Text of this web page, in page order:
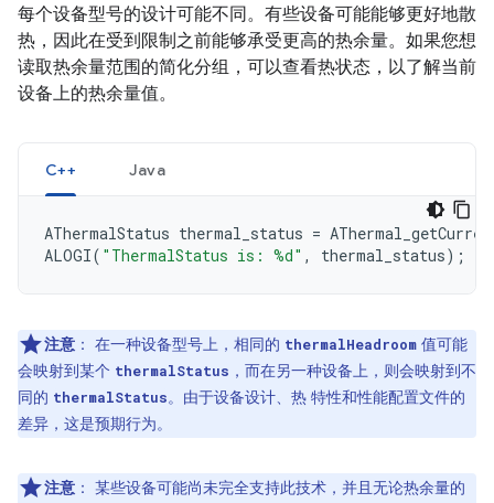
每个设备型号的设计可能不同。有些设备可能能够更好地散
热，因此在受到限制之前能够承受更高的热余量。如果您想
读取热余量范围的简化分组，可以查看热状态，以了解当前
设备上的热余量值。
C++ Java
AThermalStatus thermal_status =
ALOGI( "ThermalStatus is: %d" , thermal_status);
注意 ： 在一种设备型号上，相同的 thermalHeadroom 值可能
会映射到某个 thermalStatus ，而在另一种设备上，则会映射到不
同的 thermalStatus。由于设备设计、热 特性和性能配置文件的
差异，这是预期行为。
注意 ： 某些设备可能尚未完全支持此技术，并且无论热余量的